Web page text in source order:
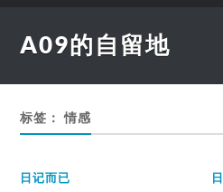
A09的自留地
标签：情感
日记而已